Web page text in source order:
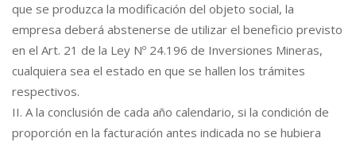
que se produzca la modificación del objeto social, la
empresa deberá abstenerse de utilizar el beneficio previsto
en el Art. 21 de la Ley Nº 24.196 de Inversiones Mineras,
cualquiera sea el estado en que se hallen los trámites
respectivos.
II. A la conclusión de cada año calendario, si la condición de
proporción en la facturación antes indicada no se hubiera